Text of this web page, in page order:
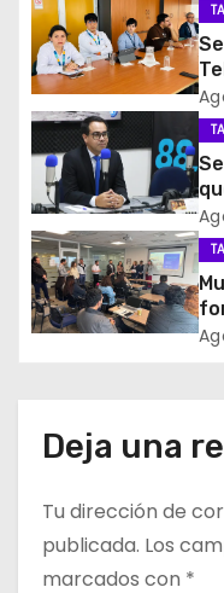
c
i
ó
n
d
e
e
t
a
d
y
Deja una
Tu dirección de
publicada. Los
marcados con *